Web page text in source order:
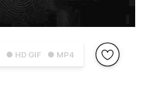
● HD GIF ● MP4